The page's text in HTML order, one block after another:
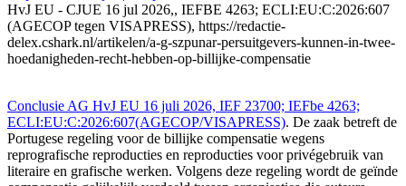
HvJ EU - CJUE 16 jul 2026,, IEFBE 4263; ECLI:EU:C:2026:607
(AGECOP tegen VISAPRESS), https://redactie-
delex.cshark.nl/artikelen/a-g-szpunar-persuitgevers-kunnen-in-twee-
hoedanigheden-recht-hebben-op-billijke-compensatie
Conclusie AG HvJ EU 16 juli 2026, IEF 23700; IEFbe 4263;
ECLI:EU:C:2026:607(AGECOP/VISAPRESS). De zaak betreft de
Portugese regeling voor de billijke compensatie wegens
reprografische reproducties en reproducties voor privégebruik van
literaire en grafische werken. Volgens deze regeling wordt de geïnde